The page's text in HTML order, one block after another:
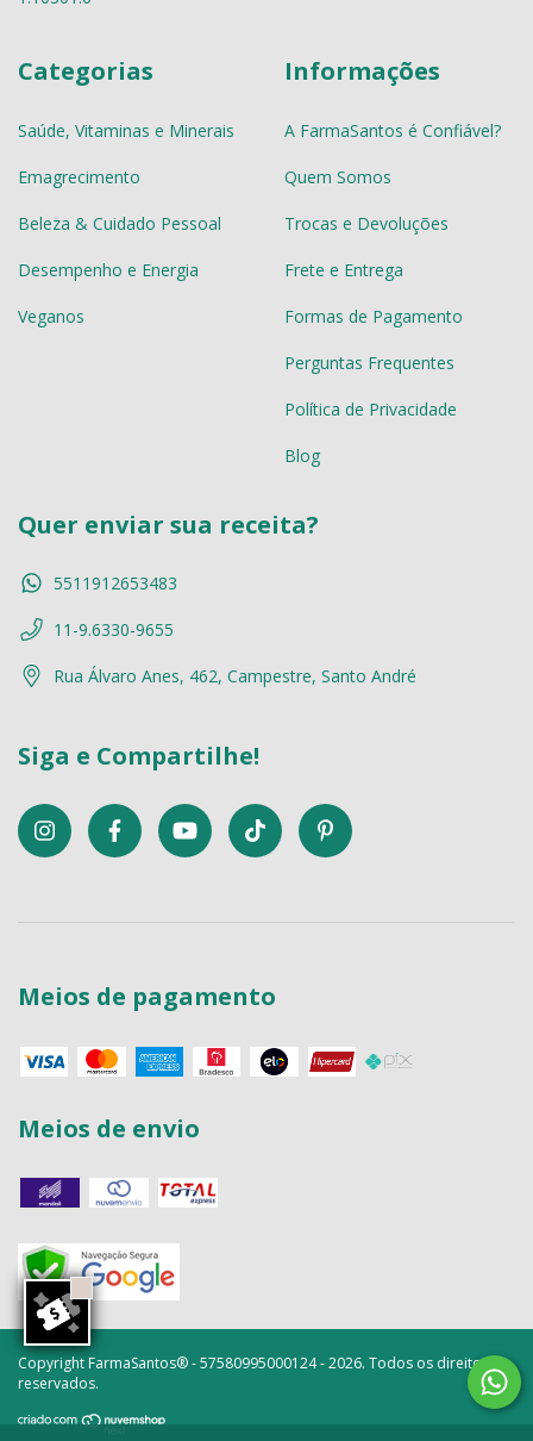
Categorias
Saúde, Vitaminas e Minerais
Emagrecimento
Beleza & Cuidado Pessoal
Desempenho e Energia
Veganos
Informações
A FarmaSantos é Confiável?
Quem Somos
Trocas e Devoluções
Frete e Entrega
Formas de Pagamento
Perguntas Frequentes
Política de Privacidade
Blog
Quer enviar sua receita?
5511912653483
11-9.6330-9655
Rua Álvaro Anes, 462, Campestre, Santo André
Siga e Compartilhe!
Meios de pagamento
Meios de envio
Copyright FarmaSantos® - 57580995000124 - 2026. Todos os direitos
reservados.